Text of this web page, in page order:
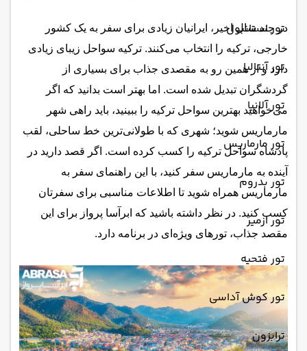
تور استانبول
تور آنتالیا
تور آلانیا
تور مارماریس
تور بدروم
تور ازمیر
تور فتحیه
تور کوش آداسی
ترابزون
در چند سال اخیر، ایرانیان زیادی برای سفر به یک کشور
خارجی، ترکیه را انتخاب می‌کنند. ترکیه سواحل زیبای زیادی
دارد و از همین رو به مقصدی جذاب برای بسیاری از
گردشگران تبدیل شده است. اما بهتر است بدانید که اگر
می‌خواهید بهترین سواحل ترکیه را ببینید، باید راهی شهر
مارماریس شوید؛ شهری که با طولانی‌ترین خط ساحلی، لقب
پادشاه سواحل ترکیه را کسب کرده است. اگر قصد دارید در
آینده به مارماریس سفر کنید، با این راهنمای سفر به
مارماریس همراه شوید تا اطلاعات مناسبی برای سفرتان
کسب کنید. در نظر داشته باشید که ابرآسا پرواز برای این
مقصد جذاب، تورهای ویژه‌ای در برنامه دارد.